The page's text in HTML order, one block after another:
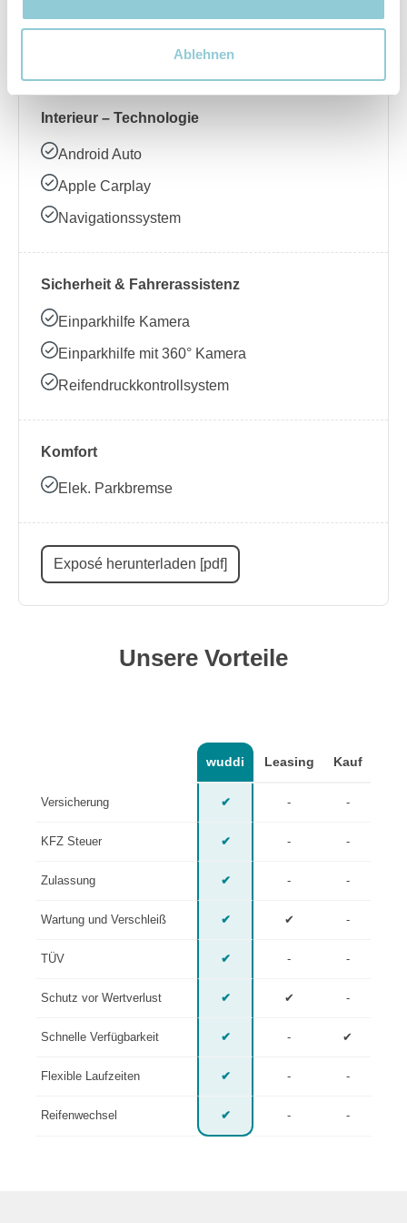
Ablehnen
Beheizbares Lenkrad
Interieur – Technologie
Android Auto
Apple Carplay
Navigationssystem
Sicherheit & Fahrerassistenz
Einparkhilfe Kamera
Einparkhilfe mit 360° Kamera
Reifendruckkontrollsystem
Komfort
Elek. Parkbremse
Exposé herunterladen [pdf]
Unsere Vorteile
wuddi Leasing Kauf
Versicherung ✔ - -
KFZ Steuer ✔ - -
Zulassung ✔ - -
Wartung und Verschleiß ✔ ✔ -
TÜV ✔ - -
Schutz vor Wertverlust ✔ ✔ -
Schnelle Verfügbarkeit ✔ - ✔
Flexible Laufzeiten ✔ - -
Reifenwechsel ✔ - -